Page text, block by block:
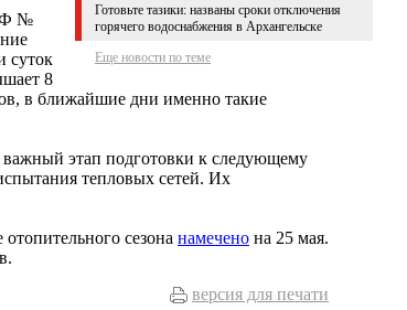
Готовьте тазики: названы сроки отключения
горячего водоснабжения в Архангельске
Еще новости по теме
№
суток
8
в ближайшие дни именно такие
важный этап подготовки к следующему
тепловых сетей. Их
сезона намечено на 25 мая.
версия для печати